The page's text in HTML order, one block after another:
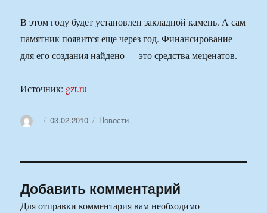
В этом году будет установлен закладной камень. А сам
памятник появится еще через год. Финансирование
для его создания найдено — это средства меценатов.
Источник: gzt.ru
АвторОпубликовано
03.02.2010 Рубрики
Новости
Добавить комментарий
Для отправки комментария вам необходимо